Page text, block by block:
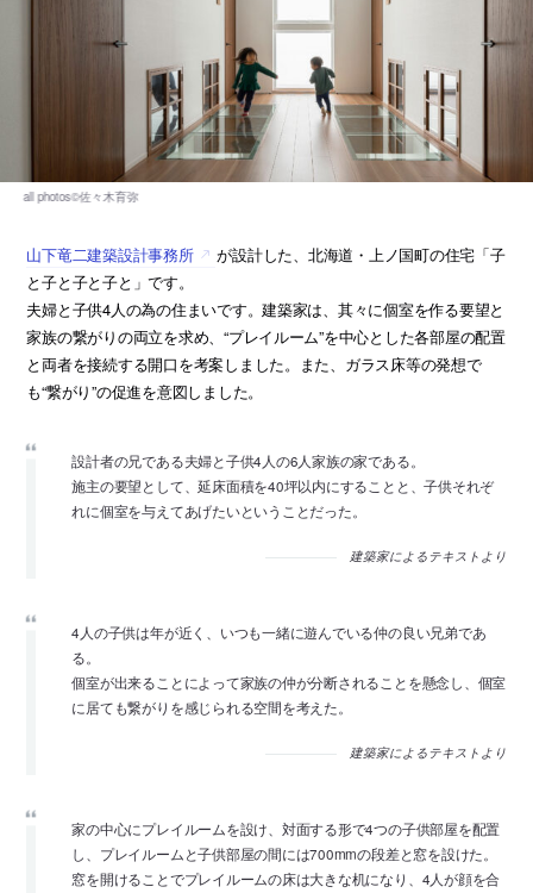
山下竜二建築設計事務所
が設計した、北海道・上ノ国町の住宅「子
と子と子と子と」です。
夫婦と子供4人の為の住まいです。建築家は、其々に個室を作る要望と
家族の繋がりの両立を求め、“プレイルーム”を中心とした各部屋の配置
と両者を接続する開口を考案しました。また、ガラス床等の発想で
も“繋がり”の促進を意図しました。
設計者の兄である夫婦と子供4人の6人家族の家である。
施主の要望として、延床面積を40坪以内にすることと、子供それぞ
れに個室を与えてあげたいということだった。
建築家によるテキストより
4人の子供は年が近く、いつも一緒に遊んでいる仲の良い兄弟であ
る。
個室が出来ることによって家族の仲が分断されることを懸念し、個室
に居ても繋がりを感じられる空間を考えた。
建築家によるテキストより
家の中心にプレイルームを設け、対面する形で4つの子供部屋を配置
し、プレイルームと子供部屋の間には700mmの段差と窓を設けた。
窓を開けることでプレイルームの床は大きな机になり、4人が顔を合